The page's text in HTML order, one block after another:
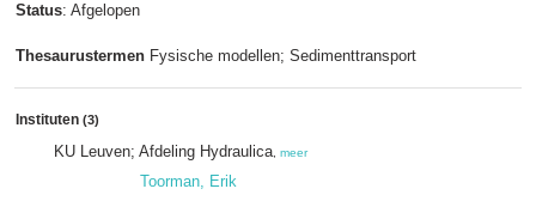
Status: Afgelopen
Thesaurustermen Fysische modellen; Sedimenttransport
Instituten (3)
KU Leuven; Afdeling Hydraulica meer
Toorman, Erik